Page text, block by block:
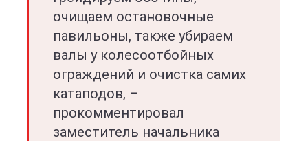
очищаем остановочные
павильоны, также убираем
валы у колесоотбойных
ограждений и очистка самих
катаподов, –
прокомментировал
заместитель начальника